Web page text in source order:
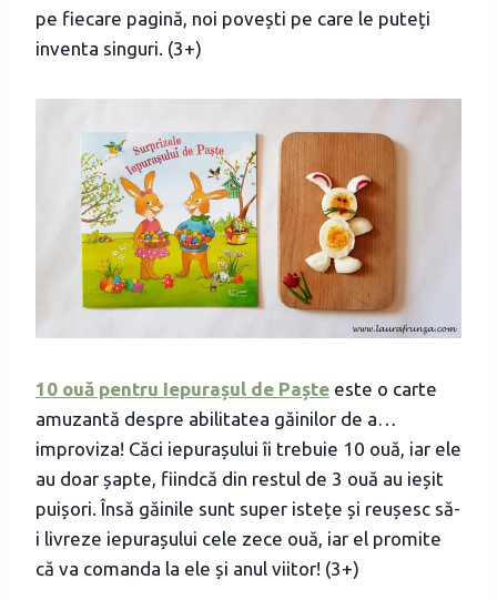
pe fiecare pagină, noi povești pe care le puteți
inventa singuri. (3+)
10 ouă pentru Iepurașul de Paște este o carte
amuzantă despre abilitatea găinilor de a…
improviza! Căci iepurașului îi trebuie 10 ouă, iar ele
au doar șapte, fiindcă din restul de 3 ouă au ieșit
puișori. Însă găinile sunt super istețe și reușesc să-
i livreze iepurașului cele zece ouă, iar el promite
că va comanda la ele și anul viitor! (3+)